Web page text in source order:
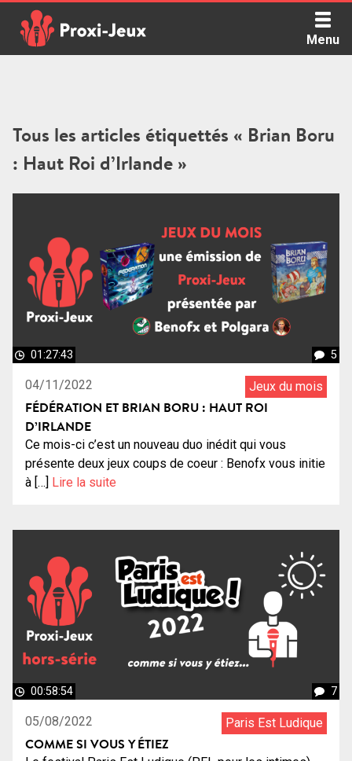
content
Menu
Tous les articles étiquettés « Brian Boru
: Haut Roi d’Irlande »
01:27:43 5
04/11/2022 Jeux du mois
FÉDÉRATION ET BRIAN BORU : HAUT ROI
D’IRLANDE
Ce mois-ci c’est un nouveau duo inédit qui vous
présente deux jeux coups de coeur : Benofx vous initie
à […] Lire la suite
00:58:54 7
05/08/2022 Paris Est Ludique
COMME SI VOUS Y ÉTIEZ